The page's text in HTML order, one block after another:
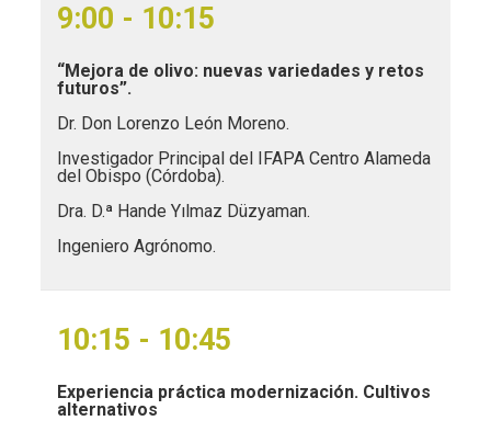
9:00 - 10:15
“Mejora de olivo: nuevas variedades y retos
futuros”.
Dr. Don Lorenzo León Moreno.
Investigador Principal del IFAPA Centro Alameda
del Obispo (Córdoba).
Dra. D.ª Hande Yılmaz Düzyaman.
Ingeniero Agrónomo.
10:15 - 10:45
Experiencia práctica modernización. Cultivos
alternativos